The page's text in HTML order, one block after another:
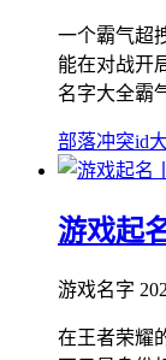
一个霸气超
能在对战开
名字大全霸
部落冲突id
游戏起
游戏名字
在王者荣耀